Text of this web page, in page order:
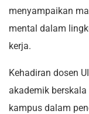
menyampaikan
mental dalam
kerja.
Kehadiran dosen
akademik
kampus dalam